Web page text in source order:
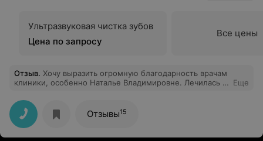
Ультразвуковая чистка зубов
Цена по запросу
Все цены
Отзыв. Хочу выразить огромную благодарность врачам
клиники, особенно Наталье Владимировне. Лечилась у
профессионализм, за чуткое отношение. Всем
рекомендую клинику "СтомСтар"
Еще
Отзывы15